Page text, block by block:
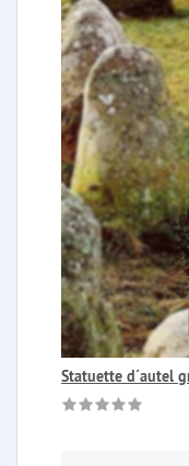
Statuette d´autel